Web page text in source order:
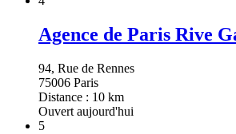
Agence de Paris Rive
94, Rue de Rennes
75006 Paris
Distance : 10 km
Ouvert aujourd'hui
5